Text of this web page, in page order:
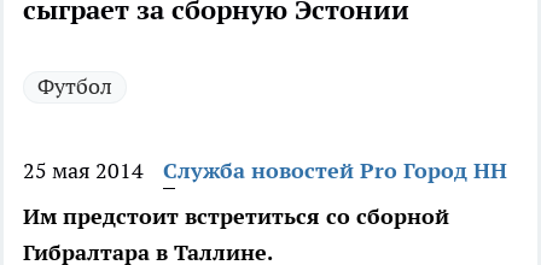
сыграет за сборную Эстонии
Футбол
25 мая 2014
Служба новостей Pro Город НН
Им предстоит встретиться со сборной
Гибралтара в Таллине.